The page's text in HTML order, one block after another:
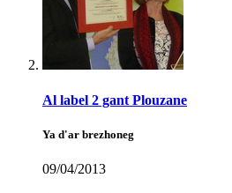
Al label 2 gant Plouzane
Ya d'ar brezhoneg
09/04/2013